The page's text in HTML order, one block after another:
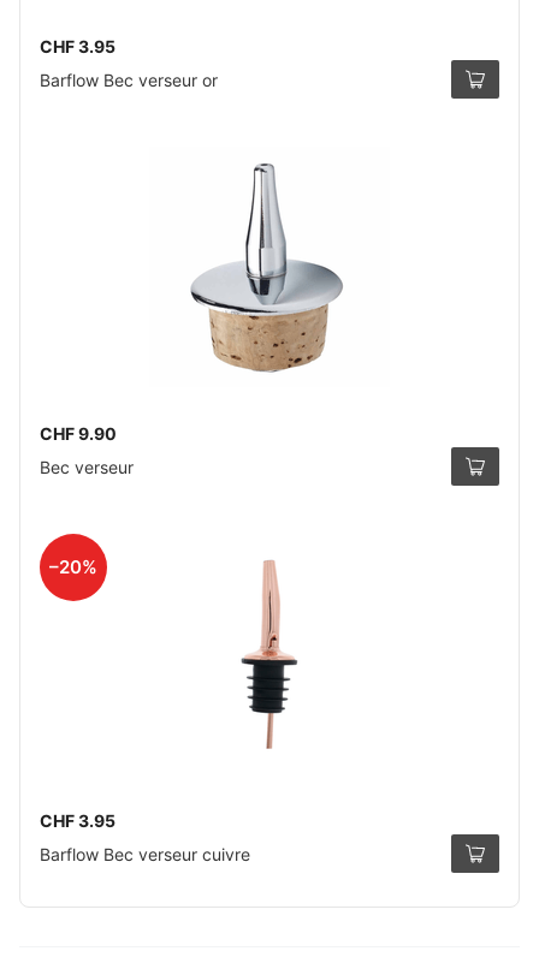
CHF 3.95
Barflow Bec verseur or
CHF 9.90
Bec verseur
–20%
CHF 3.95
Barflow Bec verseur cuivre